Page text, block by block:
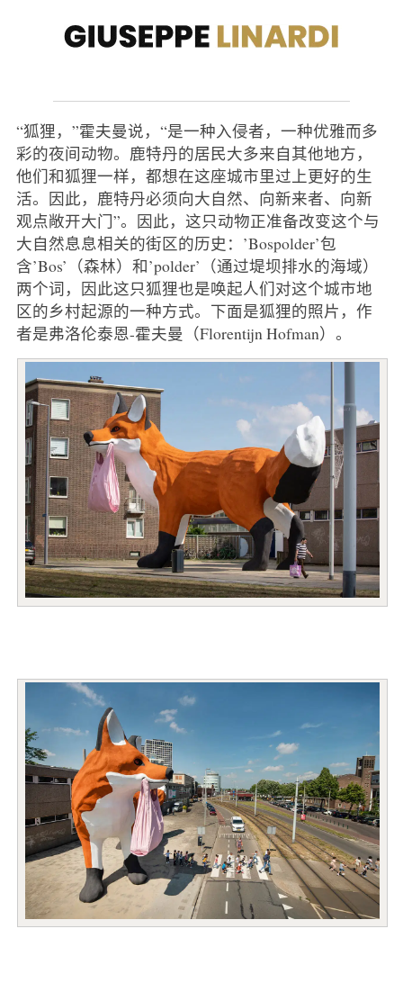
“狐狸，”霍夫曼说，“是一种入侵者，一种优雅而多
彩的夜间动物。鹿特丹的居民大多来自其他地方，
他们和狐狸一样，都想在这座城市里过上更好的生
活。因此，鹿特丹必须向大自然、向新来者、向新
观点敞开大门”。因此，这只动物正准备改变这个与
大自然息息相关的街区的历史：’Bospolder’包
含’Bos’（森林）和’polder’（通过堤坝排水的海域）
两个词，因此这只狐狸也是唤起人们对这个城市地
区的乡村起源的一种方式。下面是狐狸的照片，作
者是弗洛伦泰恩-霍夫曼（Florentijn Hofman）。